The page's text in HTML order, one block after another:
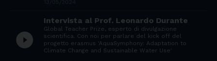
play_circle_filled
Intervista al Prof. Leonardo Durante
Global Teacher Prize, esperto di divulgazione
scientifica. Con noi per parlare del kick off del
progetto erasmus 'AquaSymphony: Adaptation to
Climate Change and Sustainable Water Use'